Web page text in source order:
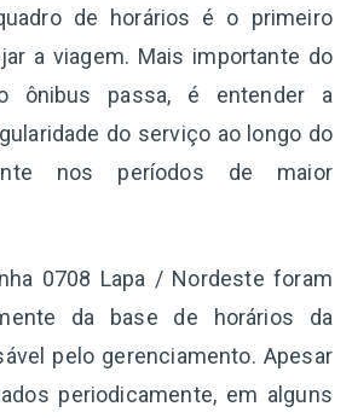
de horários é o primeiro
a viagem. Mais importante do
ônibus passa, é entender a
do serviço ao longo do
nos períodos de maior
0708 Lapa / Nordeste foram
da base de horários da
pelo gerenciamento. Apesar
periodicamente, em alguns